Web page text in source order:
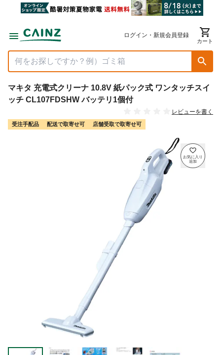
ログイン・新規会員登録
カート
マキタ 充電式クリーナ 10.8V 紙パック式 ワンタッチスイ
ッチ CL107FDSHW バッテリ1個付
レビューを書く
受注手配品 配送で取寄せ可 店舗受取で取寄せ可